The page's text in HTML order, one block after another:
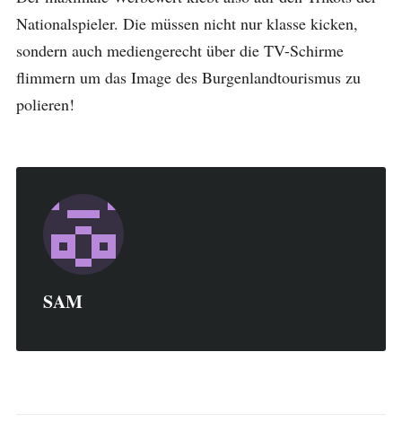
Nationalspieler. Die müssen nicht nur klasse kicken,
sondern auch mediengerecht über die TV-Schirme
flimmern um das Image des Burgenlandtourismus zu
polieren!
SAM